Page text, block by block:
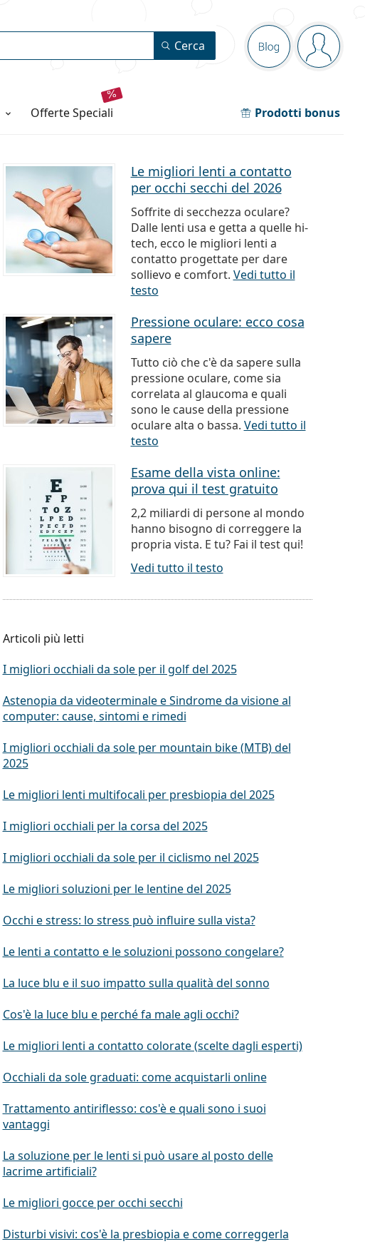
Barra di
Blog sei
Cerca
offerte speciali Prodotti bonus
Le migliori lenti a contatto
per occhi secchi del 2026
Soffrite di secchezza oculare?
Dalle lenti usa e getta a quelle hi-
tech, ecco le migliori lenti a
contatto progettate per dare
sollievo e comfort. Vedi tutto il
testo
Pressione oculare: ecco cosa
sapere
Tutto ciò che c'è da sapere sulla
pressione oculare, come sia
correlata al glaucoma e quali
sono le cause della pressione
oculare alta o bassa. Vedi tutto il
testo
Esame della vista online:
prova qui il test gratuito
2,2 miliardi di persone al mondo
hanno bisogno di correggere la
propria vista. E tu? Fai il test qui!
Vedi tutto il testo
Articoli più letti
I migliori occhiali da sole per il golf del 2025
Astenopia da videoterminale e Sindrome da visione al
computer: cause, sintomi e rimedi
I migliori occhiali da sole per mountain bike (MTB) del
2025
Le migliori lenti multifocali per presbiopia del 2025
I migliori occhiali per la corsa del 2025
I migliori occhiali da sole per il ciclismo nel 2025
Le migliori soluzioni per le lentine del 2025
Occhi e stress: lo stress può influire sulla vista?
Le lenti a contatto e le soluzioni possono congelare?
La luce blu e il suo impatto sulla qualità del sonno
Cos'è la luce blu e perché fa male agli occhi?
Le migliori lenti a contatto colorate (scelte dagli esperti)
Occhiali da sole graduati: come acquistarli online
Trattamento antiriflesso: cos'è e quali sono i suoi
vantaggi
La soluzione per le lenti si può usare al posto delle
lacrime artificiali?
Le migliori gocce per occhi secchi
Disturbi visivi: cos'è la presbiopia e come correggerla